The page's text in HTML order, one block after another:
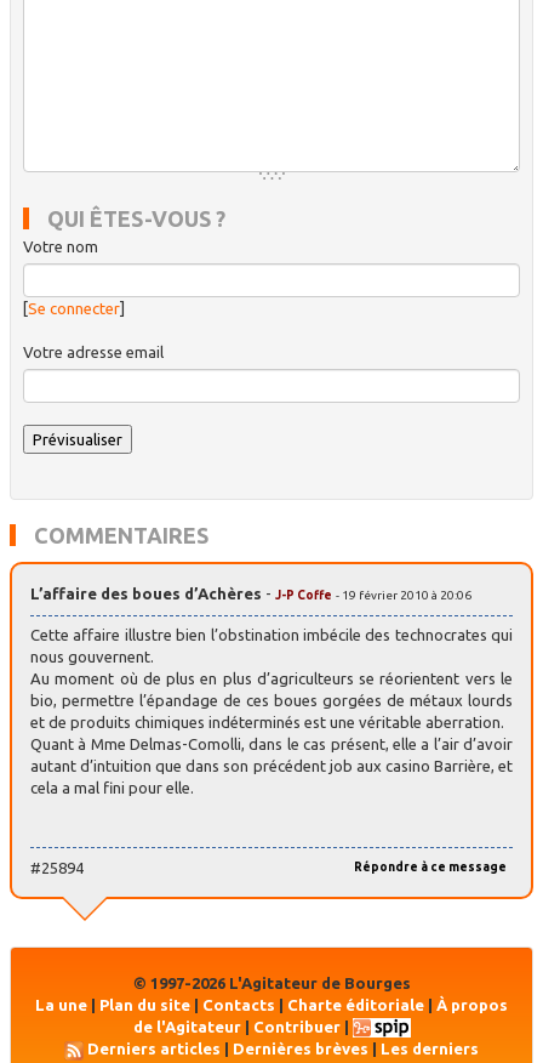
QUI ÊTES-VOUS ?
Votre nom
Se connecter]
Votre adresse email
COMMENTAIRES
L’affaire des boues d’Achères - J-P Coffe - 19 février 2010 à 20:06
Cette affaire illustre bien l’obstination imbécile des technocrates qui
nous gouvernent.
Au moment où de plus en plus d’agriculteurs se réorientent vers le
bio, permettre l’épandage de ces boues gorgées de métaux lourds
et de produits chimiques indéterminés est une véritable aberration.
Quant à Mme Delmas-Comolli, dans le cas présent, elle a l’air d’avoir
autant d’intuition que dans son précédent job aux casino Barrière, et
cela a mal fini pour elle.
Répondre à ce message
#25894
© 1997-2026 L'Agitateur de Bourges
La une | Plan du site | Contacts | Charte éditoriale | À propos
de l'Agitateur| Contribuer|
Derniers articles
Dernières brèves
Les derniers